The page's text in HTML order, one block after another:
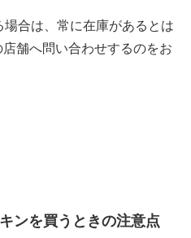
合は、常に在庫があるとは
舗へ問い合わせするのをお
ンを買うときの注意点